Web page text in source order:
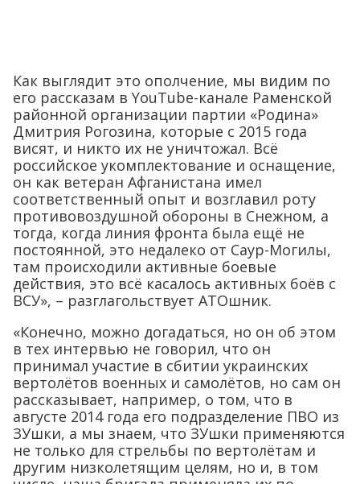
Как выглядит это ополчение, мы видим по
его рассказам в YouTube-канале Раменской
районной организации партии «Родина»
Дмитрия Рогозина, которые с 2015 года
висят, и никто их не уничтожал. Всё
российское укомплектование и оснащение,
он как ветеран Афганистана имел
соответственный опыт и возглавил роту
противовоздушной обороны в Снежном, а
тогда, когда линия фронта была ещё не
постоянной, это недалеко от Саур-Могилы,
там происходили активные боевые
действия, это всё касалось активных боёв с
ВСУ», – разглагольствует АТОшник.
«Конечно, можно догадаться, но он об этом
в тех интервью не говорил, что он
принимал участие в сбитии украинских
вертолётов военных и самолётов, но сам он
рассказывает, например, о том, что в
августе 2014 года его подразделение ПВО из
ЗУшки, а мы знаем, что ЗУшки применяются
не только для стрельбы по вертолётам и
другим низколетящим целям, но и, в том